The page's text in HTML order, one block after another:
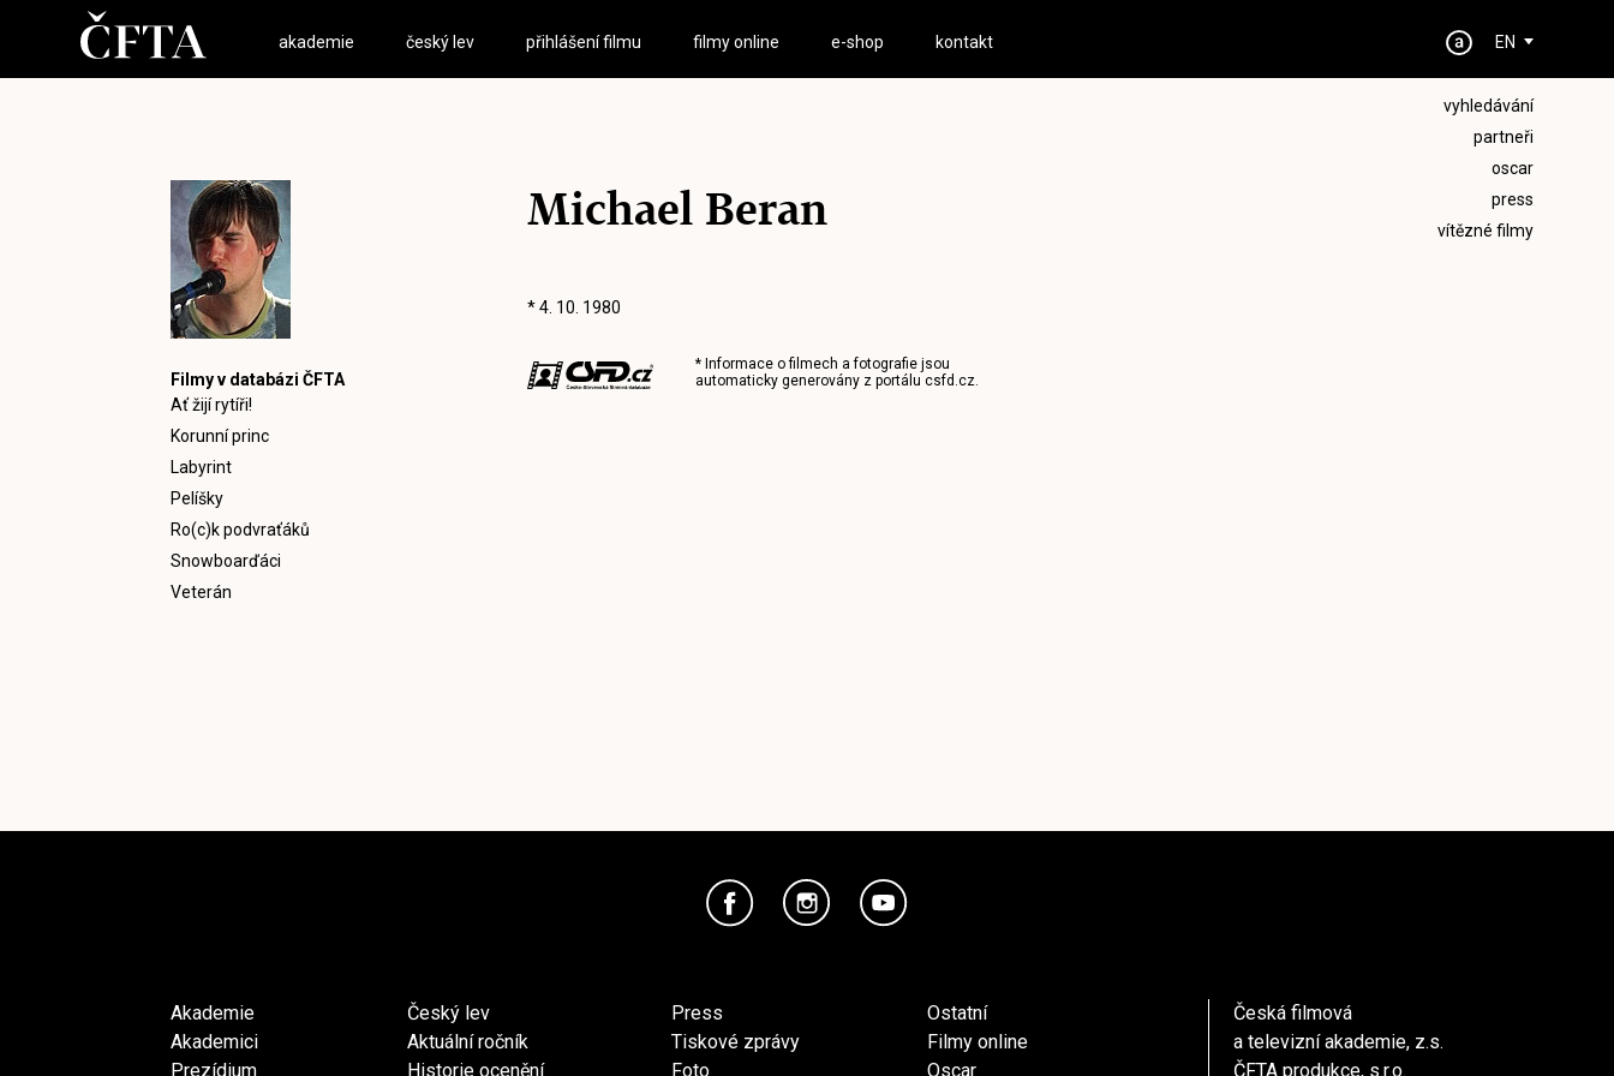
akademie český lev přihlášení filmu filmy online e-shop kontakt EN
vyhledávání
partneři
oscar
press
vítězné filmy
Filmy v databázi ČFTA
Ať žijí rytíři!
Korunní princ
Labyrint
Pelíšky
Ro(c)k podvraťáků
Snowboarďáci
Veterán
Michael Beran
* 4. 10. 1980
* Informace o filmech a fotografie jsou
automaticky generovány z portálu csfd.cz.
Akademie
Akademici
Prezídium
Český lev
Aktuální ročník
Historie ocenění
Press
Tiskové zprávy
Foto
Ostatní
Filmy online
Oscar
Česká filmová
a televizní akademie, z.s.
ČFTA produkce, s.r.o.